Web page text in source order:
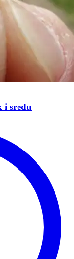
i sredu